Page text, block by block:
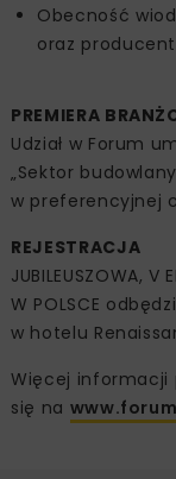
Obecność
oraz
PREMIERA
Udział w Forum
„Sektor
w preferencyjnej
REJESTRACJA
JUBILEUSZOWA, V
W POLSCE
w hotelu
Więcej informacji
się na